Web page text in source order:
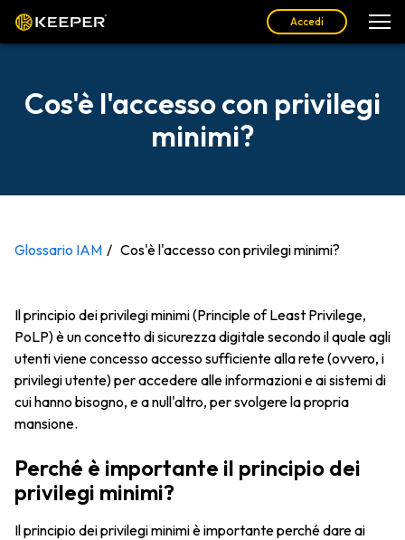
Accedi
Cos'è l'accesso con privilegi
minimi?
Glossario IAM Cos'è l'accesso con privilegi minimi?
Il principio dei privilegi minimi (Principle of Least Privilege,
PoLP) è un concetto di sicurezza digitale secondo il quale agli
utenti viene concesso accesso sufficiente alla rete (ovvero, i
privilegi utente) per accedere alle informazioni e ai sistemi di
cui hanno bisogno, e a null'altro, per svolgere la propria
mansione.
Perché è importante il principio dei
privilegi minimi?
Il principio dei privilegi minimi è importante perché dare ai